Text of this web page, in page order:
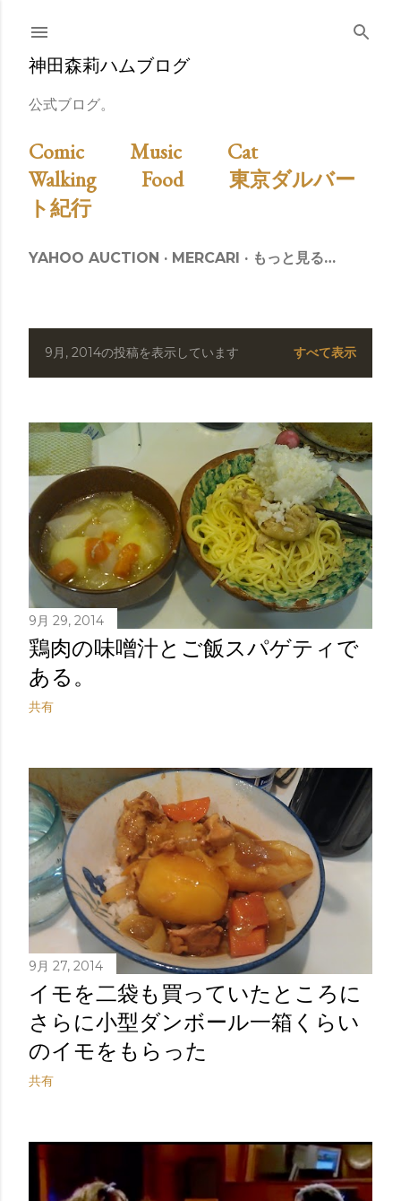
スキップしてメイン コンテンツに移動
神田森莉ハムブログ
公式ブログ。
Comic Music
Cat
Walking
Food
東京ダルバー
ト紀行
YAHOO AUCTION MERCARI もっと見る…
投
9月, 2014の投稿を表示しています すべて表示
9月 29, 2014
鶏肉の味噌汁とご飯スパゲティで
ある。
共有
9月 27, 2014
イモを二袋も買っていたところに
さらに小型ダンボール一箱くらい
のイモをもらった
共有